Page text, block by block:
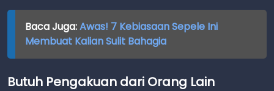
Baca Juga:Awas! 7 Kebiasaan Sepele Ini
Membuat Kalian Sulit Bahagia
Butuh Pengakuan dari Orang Lain